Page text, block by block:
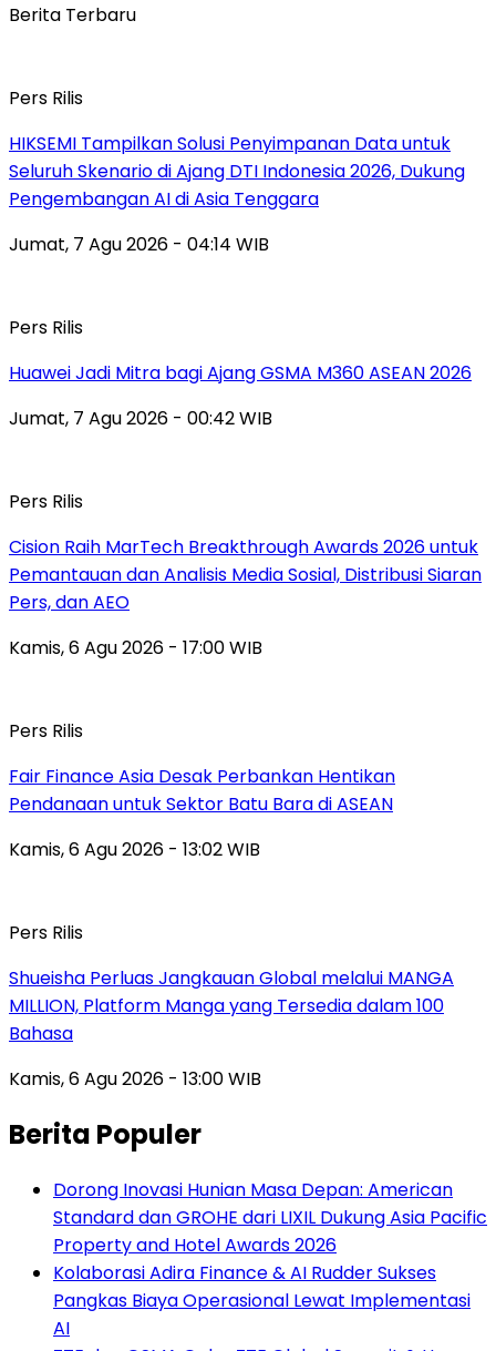
Berita Terbaru
Pers Rilis
HIKSEMI Tampilkan Solusi Penyimpanan Data untuk
Seluruh Skenario di Ajang DTI Indonesia 2026, Dukung
Pengembangan AI di Asia Tenggara
Jumat, 7 Agu 2026 - 04:14 WIB
Pers Rilis
Huawei Jadi Mitra bagi Ajang GSMA M360 ASEAN 2026
Jumat, 7 Agu 2026 - 00:42 WIB
Pers Rilis
Cision Raih MarTech Breakthrough Awards 2026 untuk
Pemantauan dan Analisis Media Sosial, Distribusi Siaran
Pers, dan AEO
Kamis, 6 Agu 2026 - 17:00 WIB
Pers Rilis
Fair Finance Asia Desak Perbankan Hentikan
Pendanaan untuk Sektor Batu Bara di ASEAN
Kamis, 6 Agu 2026 - 13:02 WIB
Pers Rilis
Shueisha Perluas Jangkauan Global melalui MANGA
MILLION, Platform Manga yang Tersedia dalam 100
Bahasa
Kamis, 6 Agu 2026 - 13:00 WIB
Berita Populer
Dorong Inovasi Hunian Masa Depan: American
Standard dan GROHE dari LIXIL Dukung Asia Pacific
Property and Hotel Awards 2026
Kolaborasi Adira Finance & AI Rudder Sukses
Pangkas Biaya Operasional Lewat Implementasi
AI